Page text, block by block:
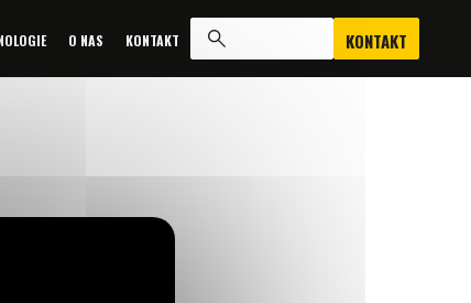
O NAS KONTAKT KONTAKT